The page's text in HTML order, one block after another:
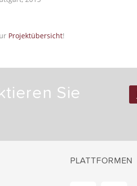
Projektübersicht!
Sie
PLATTFORMEN